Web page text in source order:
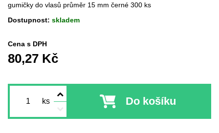
gumičky do vlasů průměr 15 mm černé 300 ks
Dostupnost: skladem
Cena s DPH
80,27 Kč
ks Do košíku